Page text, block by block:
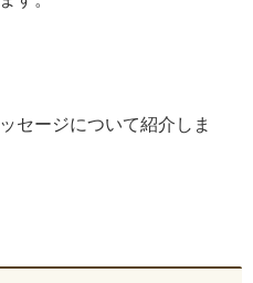
セージについて紹介しま